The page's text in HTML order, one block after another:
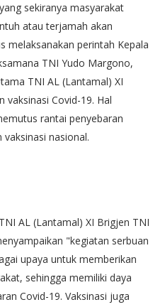
sekiranya masyarakat
atau terjamah akan
melaksanakan perintah Kepala
TNI Yudo Margono,
TNI AL (Lantamal) XI
vaksinasi Covid-19. Hal
rantai penyebaran
nasional.
AL (Lantamal) XI Brigjen TNI
"kegiatan serbuan
upaya untuk memberikan
sehingga memiliki daya
Covid-19. Vaksinasi juga